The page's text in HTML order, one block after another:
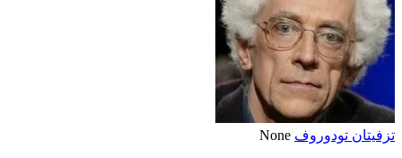
تزفيتان تودوروف None